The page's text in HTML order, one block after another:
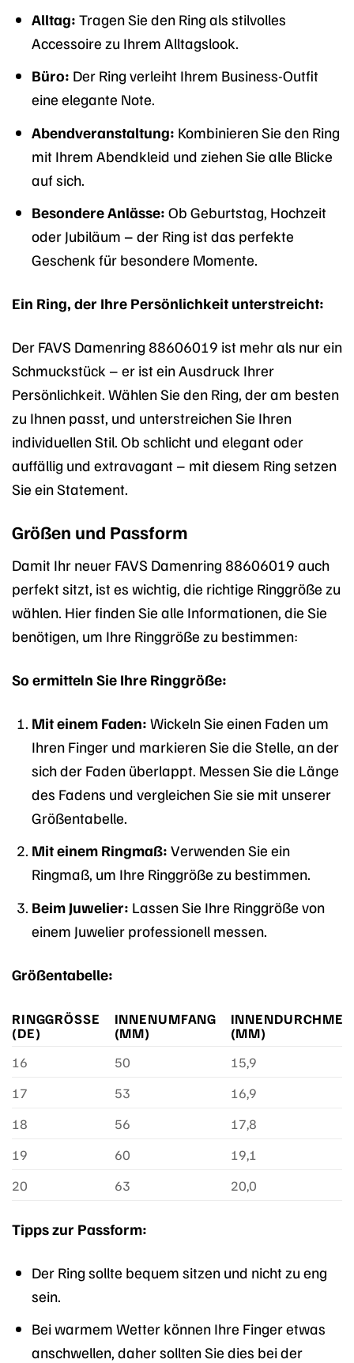
Alltag: Tragen Sie den Ring als stilvolles
Accessoire zu Ihrem Alltagslook.
Büro: Der Ring verleiht Ihrem Business-Outfit
eine elegante Note.
Abendveranstaltung: Kombinieren Sie den Ring
mit Ihrem Abendkleid und ziehen Sie alle Blicke
auf sich.
Besondere Anlässe: Ob Geburtstag, Hochzeit
oder Jubiläum – der Ring ist das perfekte
Geschenk für besondere Momente.
Ein Ring, der Ihre Persönlichkeit unterstreicht:
Der FAVS Damenring 88606019 ist mehr als nur ein
Schmuckstück – er ist ein Ausdruck Ihrer
Persönlichkeit. Wählen Sie den Ring, der am besten
zu Ihnen passt, und unterstreichen Sie Ihren
individuellen Stil. Ob schlicht und elegant oder
auffällig und extravagant – mit diesem Ring setzen
Sie ein Statement.
Größen und Passform
Damit Ihr neuer FAVS Damenring 88606019 auch
perfekt sitzt, ist es wichtig, die richtige Ringgröße zu
wählen. Hier finden Sie alle Informationen, die Sie
benötigen, um Ihre Ringgröße zu bestimmen:
So ermitteln Sie Ihre Ringgröße:
Mit einem Faden: Wickeln Sie einen Faden um
Ihren Finger und markieren Sie die Stelle, an der
sich der Faden überlappt. Messen Sie die Länge
des Fadens und vergleichen Sie sie mit unserer
Größentabelle.
Mit einem Ringmaß: Verwenden Sie ein
Ringmaß, um Ihre Ringgröße zu bestimmen.
Beim Juwelier: Lassen Sie Ihre Ringgröße von
einem Juwelier professionell messen.
Größentabelle:
RINGGRÖSSE (
DE)
INNENUMFANG
(MM)
(MM)
16
50
15,9
17
53
16,9
18
56
17,8
19
60
19,1
20
63 20,0
Tipps zur Passform:
Der Ring sollte bequem sitzen und nicht zu eng
sein.
Bei warmem Wetter können Ihre Finger etwas
anschwellen, daher sollten Sie dies bei der